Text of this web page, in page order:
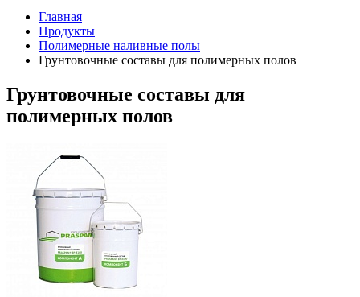
Главная
Продукты
Полимерные наливные полы
Грунтовочные составы для полимерных полов
Грунтовочные составы для
полимерных полов